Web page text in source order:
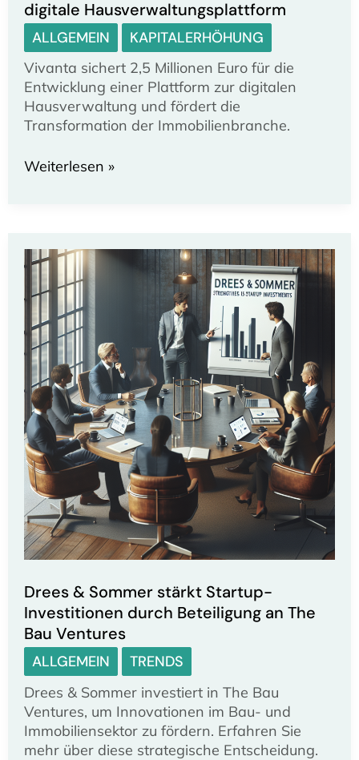
digitale Hausverwaltungsplattform
ALLGEMEIN KAPITALERHÖHUNG
Vivanta sichert 2,5 Millionen Euro für die
Entwicklung einer Plattform zur digitalen
Hausverwaltung und fördert die
Transformation der Immobilienbranche.
Vivanta
für
digitale
Hausverwaltungsplattform
Weiterlesen »
Drees & Sommer stärkt Startup-
Investitionen durch Beteiligung an The
Bau Ventures
ALLGEMEIN TRENDS
Drees & Sommer investiert in The Bau
Ventures, um Innovationen im Bau- und
Immobiliensektor zu fördern. Erfahren Sie
mehr über diese strategische Entscheidung.